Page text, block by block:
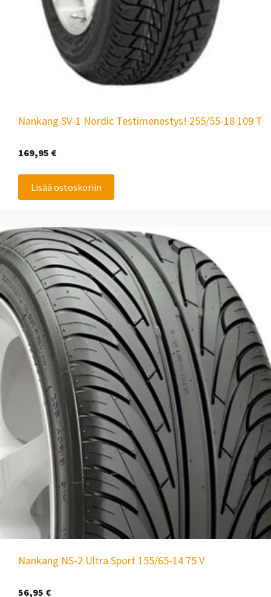
Nankang SV-1 Nordic Testimenestys! 255/55-18 109 T
169,95 €
Lisää ostoskoriin
Nankang NS-2 Ultra Sport 155/65-14 75 V
56,95 €